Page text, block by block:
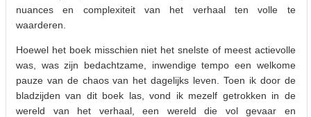
nuances en complexiteit van het verhaal ten volle te
waarderen.
Hoewel het boek misschien niet het snelste of meest actievolle
was, was zijn bedachtzame, inwendige tempo een welkome
pauze van de chaos van het dagelijks leven. Toen ik door de
bladzijden van dit boek las, vond ik mezelf getrokken in de
wereld van het verhaal, een wereld die vol gevaar en